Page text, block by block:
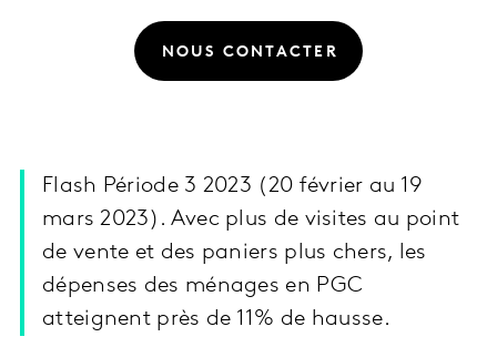
NOUS CONTACTER
Flash Période 3 2023 (20 février au 19
mars 2023). Avec plus de visites au point
de vente et des paniers plus chers, les
dépenses des ménages en PGC
atteignent près de 11% de hausse.